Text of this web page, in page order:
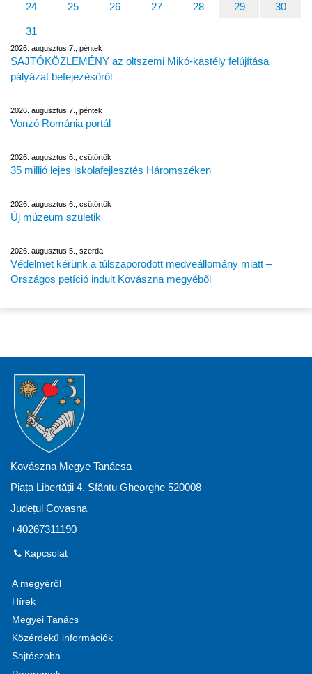
24 25 26 27 28 29 30
31
2026. augusztus 7., péntek
SAJTÓKÖZLEMÉNY az oltszemi Mikó-kastély felújítása
pályázat befejezésőről
2026. augusztus 7., péntek
Vonzó Románia portál
2026. augusztus 6., csütörtök
35 millió lejes iskolafejlesztés Háromszéken
2026. augusztus 6., csütörtök
Új múzeum születik
2026. augusztus 5., szerda
Védelmet kérünk a túlszaporodott medveállomány miatt –
Országos petíció indult Kovászna megyéből
Kovászna Megye Tanácsa
Piața Libertății 4, Sfântu Gheorghe 520008
Județul Covasna
+40267311190
Kapcsolat
A megyéről
Hírek
Megyei Tanács
Közérdekű információk
Sajtószoba